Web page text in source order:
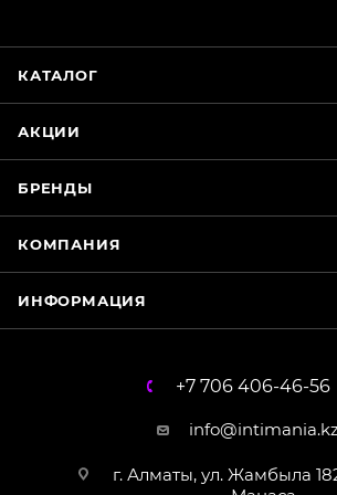
КАТАЛОГ
АКЦИИ
БРЕНДЫ
КОМПАНИЯ
ИНФОРМАЦИЯ
+7 706 406-46-56
info@intimania.kz
г. Алматы, ул. Жамбыла
Магазин Интимания
Нажмите на кнопку ниже для связи с